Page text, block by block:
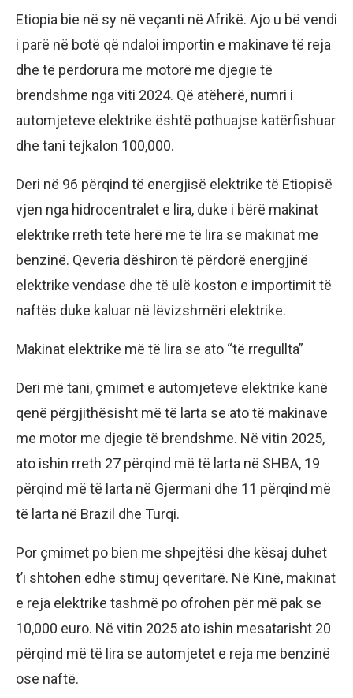
Etiopia bie në sy në veçanti në Afrikë. Ajo u bë vendi
i parë në botë që ndaloi importin e makinave të reja
dhe të përdorura me motorë me djegie të
brendshme nga viti 2024. Që atëherë, numri i
automjeteve elektrike është pothuajse katërfishuar
dhe tani tejkalon 100,000.
Deri në 96 përqind të energjisë elektrike të Etiopisë
vjen nga hidrocentralet e lira, duke i bërë makinat
elektrike rreth tetë herë më të lira se makinat me
benzinë. Qeveria dëshiron të përdorë energjinë
elektrike vendase dhe të ulë koston e importimit të
naftës duke kaluar në lëvizshmëri elektrike.
Makinat elektrike më të lira se ato “të rregullta”
Deri më tani, çmimet e automjeteve elektrike kanë
qenë përgjithësisht më të larta se ato të makinave
me motor me djegie të brendshme. Në vitin 2025,
ato ishin rreth 27 përqind më të larta në SHBA, 19
përqind më të larta në Gjermani dhe 11 përqind më
të larta në Brazil dhe Turqi.
Por çmimet po bien me shpejtësi dhe kësaj duhet
t’i shtohen edhe stimuj qeveritarë. Në Kinë, makinat
e reja elektrike tashmë po ofrohen për më pak se
10,000 euro. Në vitin 2025 ato ishin mesatarisht 20
përqind më të lira se automjetet e reja me benzinë ​​
ose naftë.